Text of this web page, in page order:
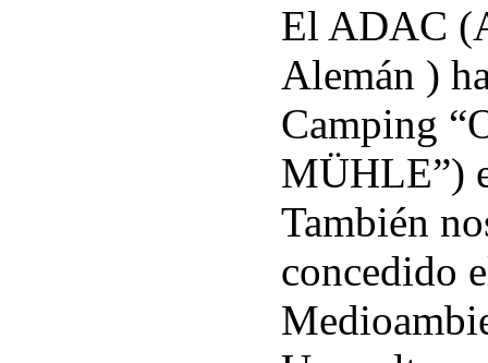
El ADAC
Alemán )
Camping
MÜHLE”)
También
concedido